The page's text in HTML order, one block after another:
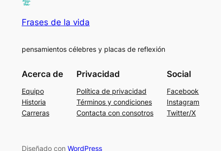
Frases de la vida
pensamientos célebres y placas de reflexión
Acerca de
Equipo
Historia
Carreras
Privacidad
Política de privacidad
Términos y condiciones
Contacta con consotros
Social
Facebook
Instagram
Twitter/X
Diseñado con WordPress